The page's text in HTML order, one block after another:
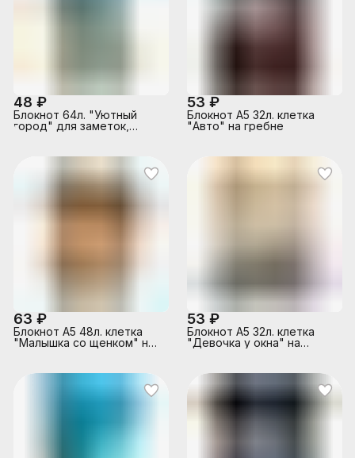
48 ₽
Блокнот 64л. "Уютный
город" для заметок,
53 ₽
Блокнот А5 32л. клетка
"Авто" на гребне
63 ₽
Блокнот А5 48л. клетка
"Малышка со щенком" на
53 ₽
Блокнот А5 32л. клетка
"Девочка у окна" на